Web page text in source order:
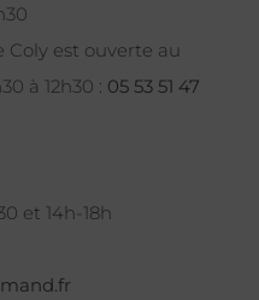
Coly est ouverte au
à 12h30 : 05 53 51 47
et 14h-18h